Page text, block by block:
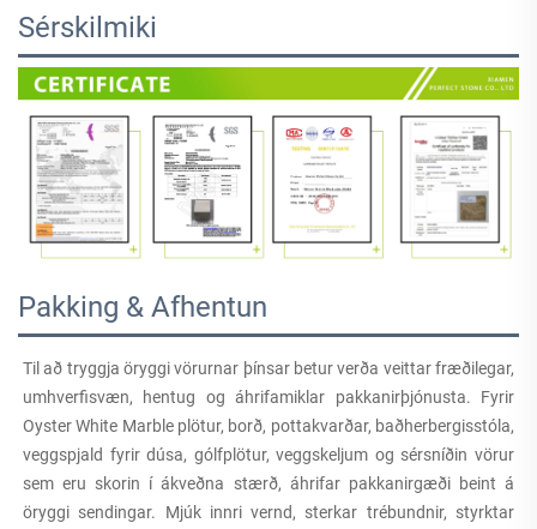
Sérskilmiki
Pakking & Afhentun
Til að tryggja öryggi vörurnar þínsar betur verða veittar fræðilegar,
umhverfisvæn, hentug og áhrifamiklar pakkanirþjónusta. Fyrir
Oyster White Marble plötur, borð, pottakvarðar, baðherbergisstóla,
veggspjald fyrir dúsa, gólfplötur, veggskeljum og sérsníðin vörur
sem eru skorin í ákveðna stærð, áhrifar pakkanirgæði beint á
öryggi sendingar. Mjúk innri vernd, sterkar trébundnir, styrktar